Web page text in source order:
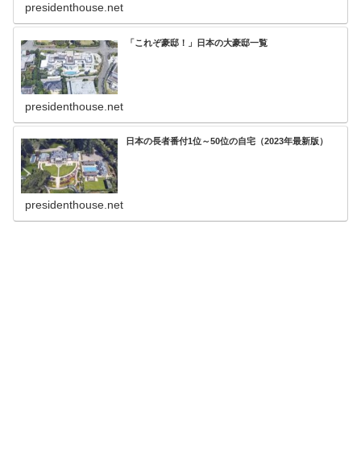
presidenthouse.net
「これぞ豪邸！」日本の大豪邸一覧
presidenthouse.net
日本の長者番付1位～50位の自宅（2023年最新版）
presidenthouse.net